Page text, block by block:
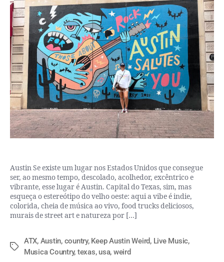
Austin Se existe um lugar nos Estados Unidos que consegue
ser, ao mesmo tempo, descolado, acolhedor, excêntrico e
vibrante, esse lugar é Austin. Capital do Texas, sim, mas
esqueça o estereótipo do velho oeste: aqui a vibe é indie,
colorida, cheia de música ao vivo, food trucks deliciosos,
murais de street art e natureza por […]
ATX, Austin, country, Keep Austin Weird, Live Music,
Musica Country, texas, usa, weird